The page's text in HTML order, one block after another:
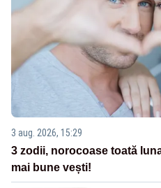
3 aug. 2026, 15:29
3 zodii, norocoase toată
mai bune vești!